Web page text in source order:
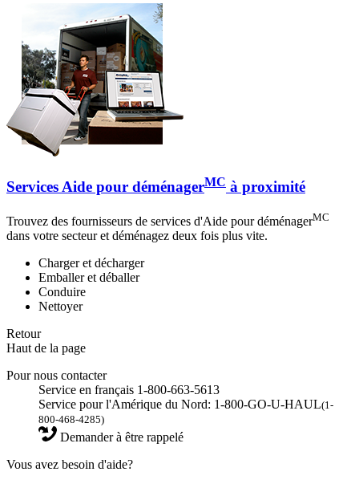
Services Aide pour déménagerMC à proximité
Trouvez des fournisseurs de services d'Aide pour déménagerMC
dans votre secteur et déménagez deux fois plus vite.
Charger et décharger
Emballer et déballer
Conduire
Nettoyer
Retour
Haut de la page
Pour nous contacter
Service en français 1-800-663-5613
Service pour l'Amérique du Nord: 1-800-GO-U-HAUL(1-
800-468-4285)
Demander à être rappelé
Vous avez besoin d'aide?